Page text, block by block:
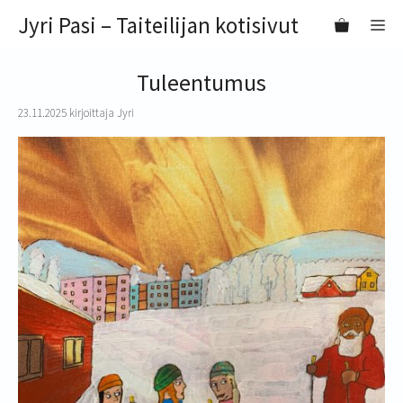
sisältöönJyri Pasi – Taiteilijan kotisivut
Tuleentumus
23.11.2025 kirjoittaja Jyri